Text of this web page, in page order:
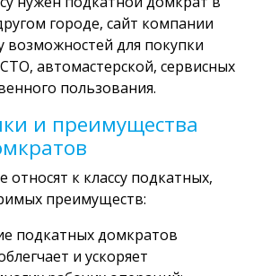
городе, сайт компании
возможностей для покупки
автомастерской, сервисных
пользования.
и преимущества
к классу подкатных,
преимуществ:
подкатных домкратов
и ускоряет